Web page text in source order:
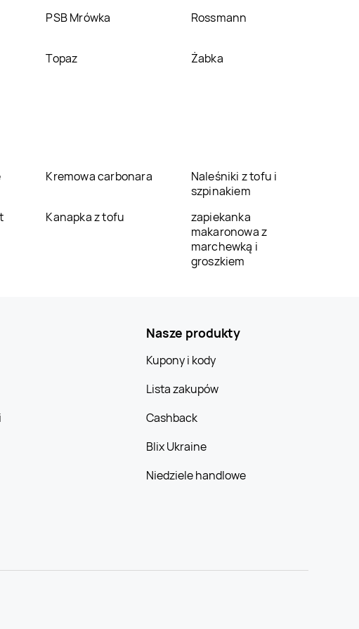
PSB Mrówka Rossmann
Topaz Żabka
Kremowa carbonara
Naleśniki z tofu i
szpinakiem
Kanapka z tofu
zapiekanka
makaronowa z
marchewką i
groszkiem
Nasze produkty
Kupony i kody
Lista zakupów
Cashback
Blix Ukraine
Niedziele handlowe